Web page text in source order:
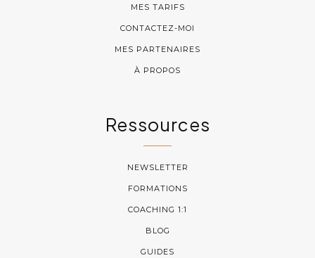
MES TARIFS
CONTACTEZ-MOI
MES PARTENAIRES
À PROPOS
Ressources
NEWSLETTER
FORMATIONS
COACHING 1:1
BLOG
GUIDES